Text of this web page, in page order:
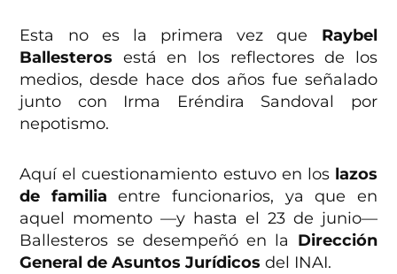
Esta no es la primera vez que Raybel
Ballesteros está en los reflectores de los
medios, desde hace dos años fue señalado
junto con Irma Eréndira Sandoval por
nepotismo.
Aquí el cuestionamiento estuvo en los lazos
de familia entre funcionarios, ya que en
aquel momento —y hasta el 23 de junio—
Ballesteros se desempeñó en la Dirección
General de Asuntos Jurídicos del INAI.